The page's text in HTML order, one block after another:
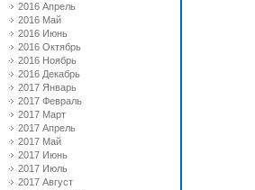
2016 Апрель
2016 Май
2016 Июнь
2016 Октябрь
2016 Ноябрь
2016 Декабрь
2017 Январь
2017 Февраль
2017 Март
2017 Апрель
2017 Май
2017 Июнь
2017 Июль
2017 Август